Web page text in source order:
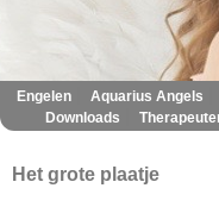
Engelen Aquarius Angels
Downloads
Het grote plaatje